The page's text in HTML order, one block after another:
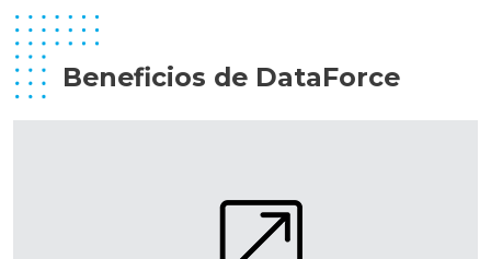
Beneficios de DataForce